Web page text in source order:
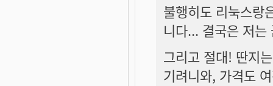
불행히도 리눅스랑
니다... 결국은 저는
그리고 절대! 딴지
기려니와, 가격도